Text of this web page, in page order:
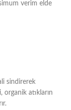
verim elde
sindirerek
atıkların